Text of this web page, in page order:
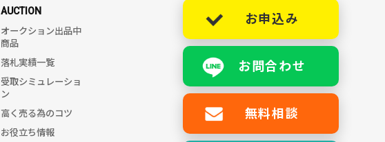
AUCTION
オークション出品中
商品
落札実績一覧
受取シミュレーショ
ン
高く売る為のコツ
お役立ち情報
お申込み
お問合わせ
無料相談